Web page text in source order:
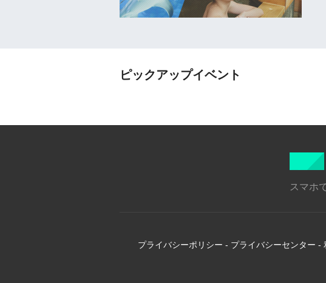
ピックアップイベント
スマホ
プライバシーポリシー - プライバシーセンター -